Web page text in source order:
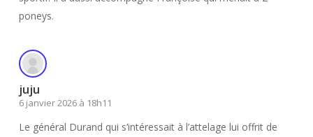
poneys.
juju
6 janvier 2026 à 18h11
Le général Durand qui s’intéressait à l’attelage lui offrit de